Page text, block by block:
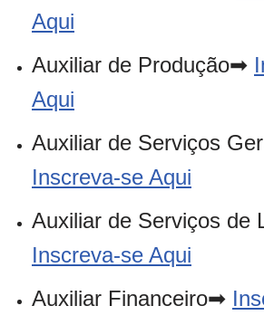
Aqui
Auxiliar de Produção➡
Aqui
Auxiliar de Serviços
Inscreva-se Aqui
Auxiliar de Serviços de
Inscreva-se Aqui
Auxiliar Financeiro➡